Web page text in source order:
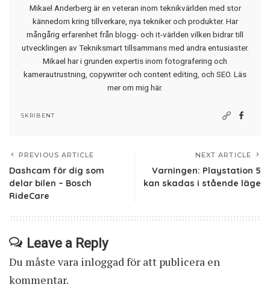
Mikael Anderberg är en veteran inom teknikvärlden med stor
kännedom kring tillverkare, nya tekniker och produkter. Har
mångårig erfarenhet från blogg- och it-världen vilken bidrar till
utvecklingen av Tekniksmart tillsammans med andra entusiaster.
Mikael har i grunden expertis inom fotografering och
kamerautrustning, copywriter och content editing, och SEO. Läs
mer om mig här.
SKRIBENT
PREVIOUS ARTICLE
Dashcam för dig som
delar bilen – Bosch
RideCare
NEXT ARTICLE
Varningen: Playstation 5
kan skadas i stående läge
Leave a Reply
Du måste vara inloggad för att publicera en
kommentar.